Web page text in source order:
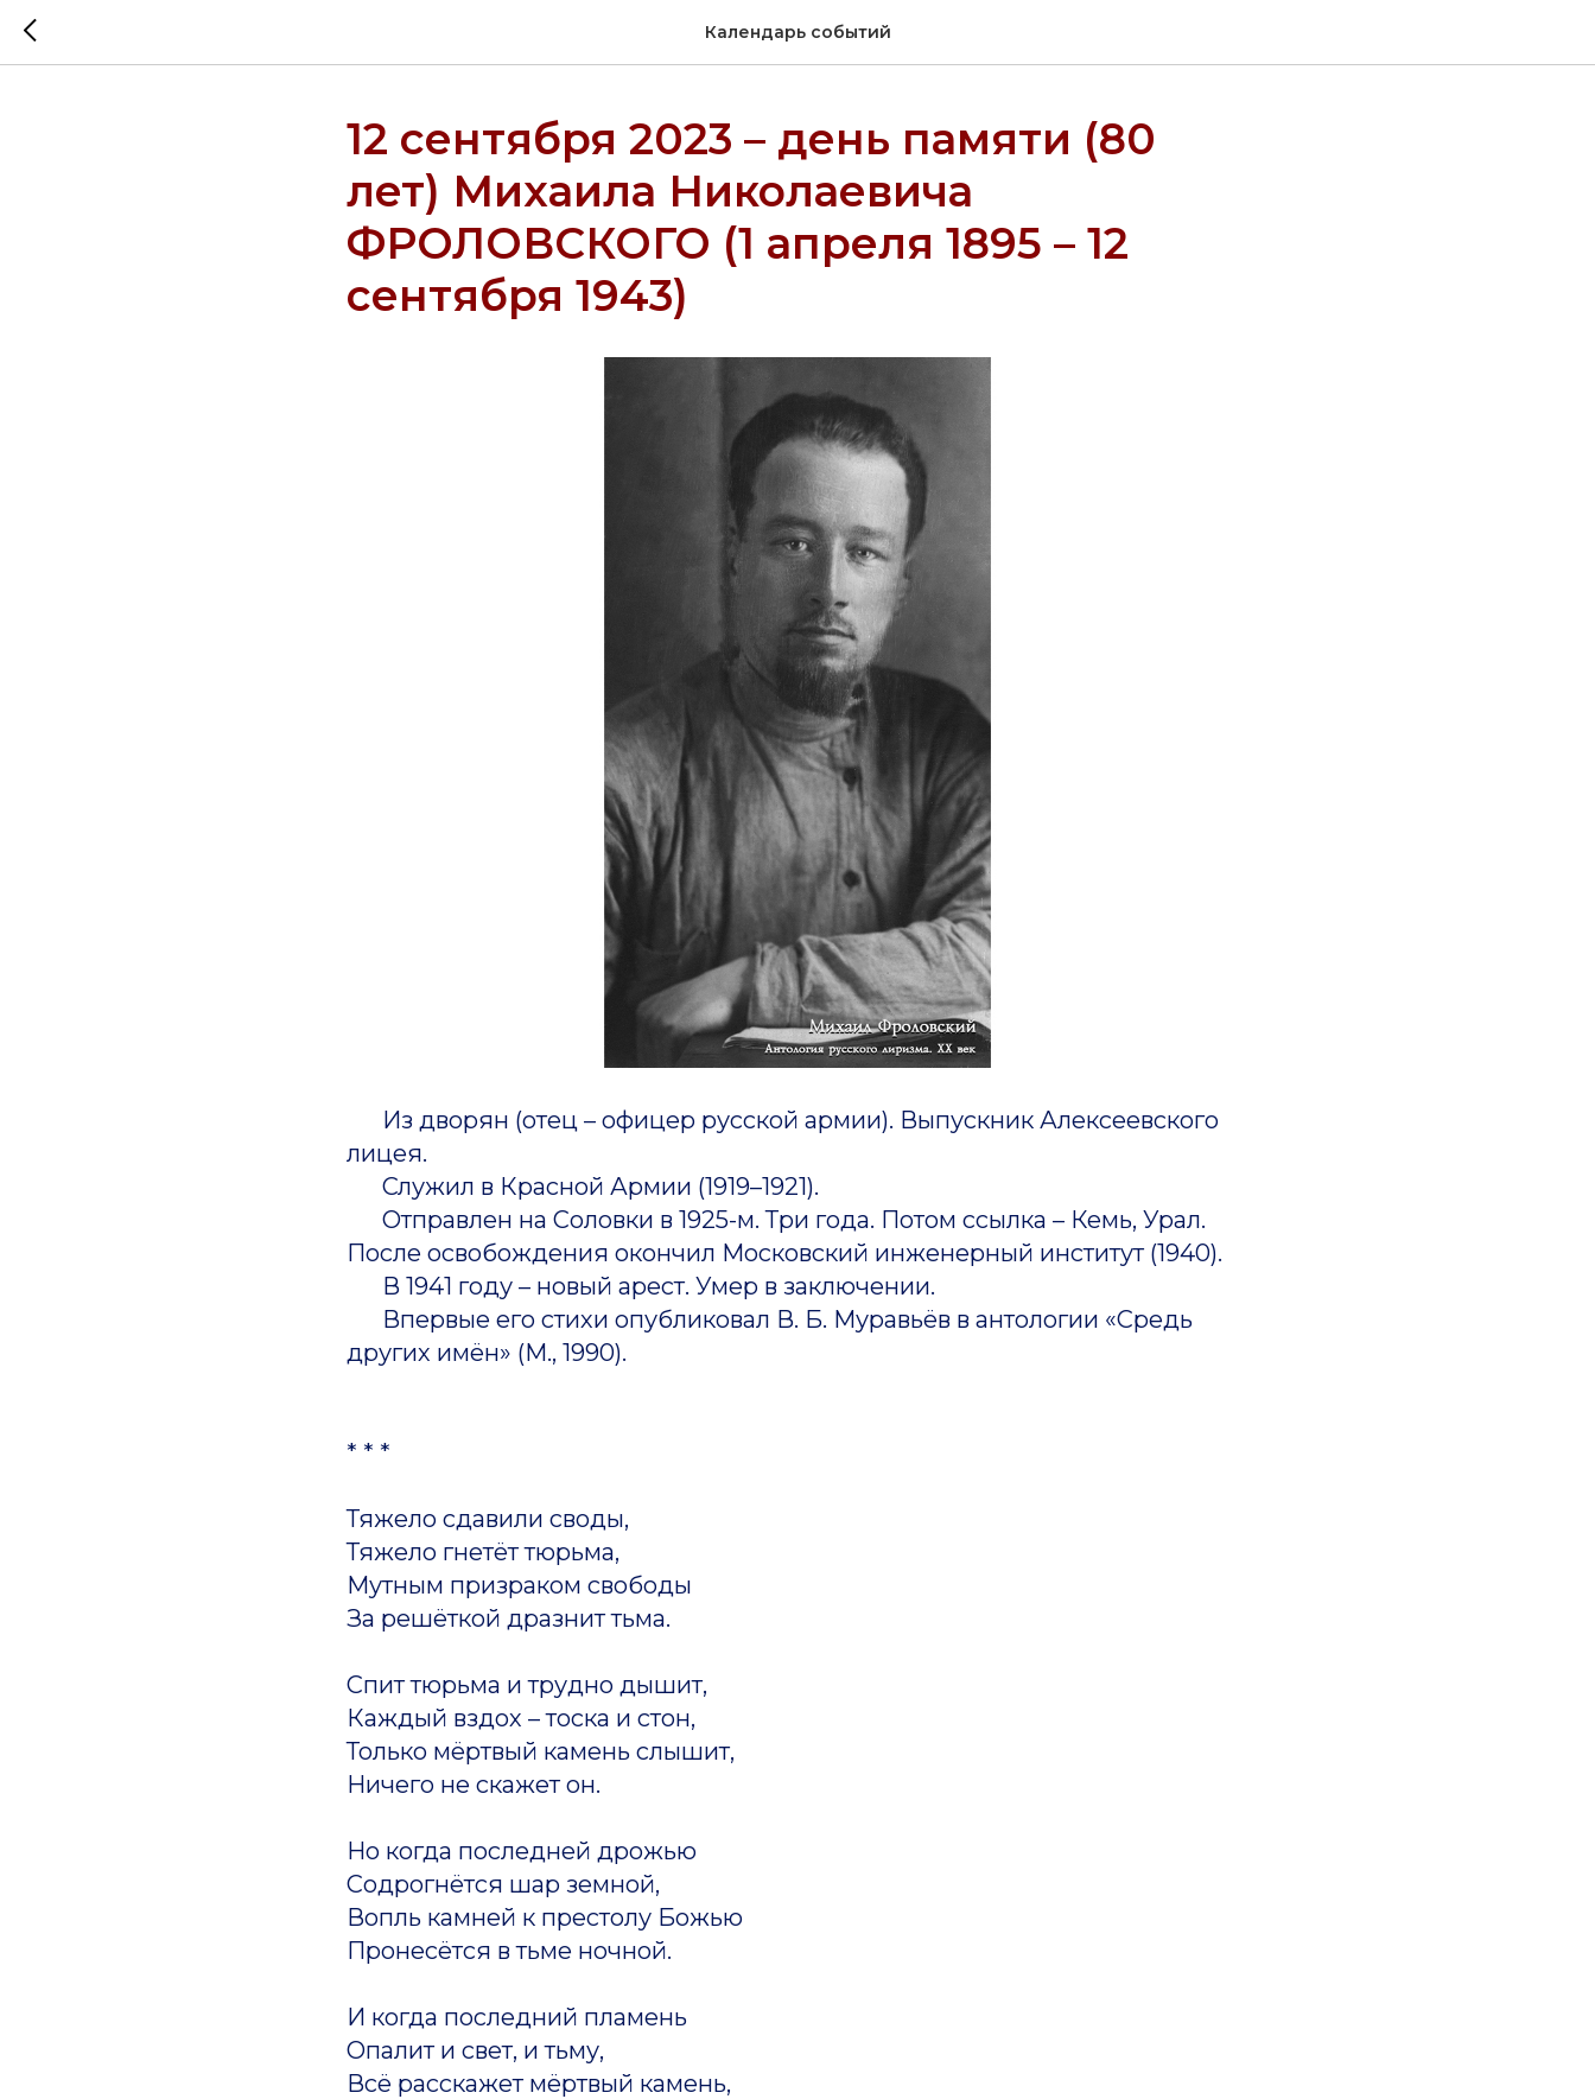
Календарь событий
12 сентября 2023 – день памяти (80
лет) Михаила Николаевича
ФРОЛОВСКОГО (1 апреля 1895 – 12
сентября 1943)
Из дворян (отец – офицер русской армии). Выпускник Алексеевского
лицея.
Служил в Красной Армии (1919–1921).
Отправлен на Соловки в 1925-м. Три года. Потом ссылка – Кемь, Урал.
После освобождения окончил Московский инженерный институт (1940).
В 1941 году – новый арест. Умер в заключении.
Впервые его стихи опубликовал В. Б. Муравьёв в антологии «Средь
других имён» (М., 1990).
* * *
Тяжело сдавили своды,
Тяжело гнетёт тюрьма,
Мутным призраком свободы
За решёткой дразнит тьма.
Спит тюрьма и трудно дышит,
Каждый вздох – тоска и стон,
Только мёртвый камень слышит,
Ничего не скажет он.
Но когда последней дрожью
Содрогнётся шар земной,
Вопль камней к престолу Божью
Пронесётся в тьме ночной.
И когда последний пламень
Опалит и свет, и тьму,
Всё расскажет мёртвый камень,